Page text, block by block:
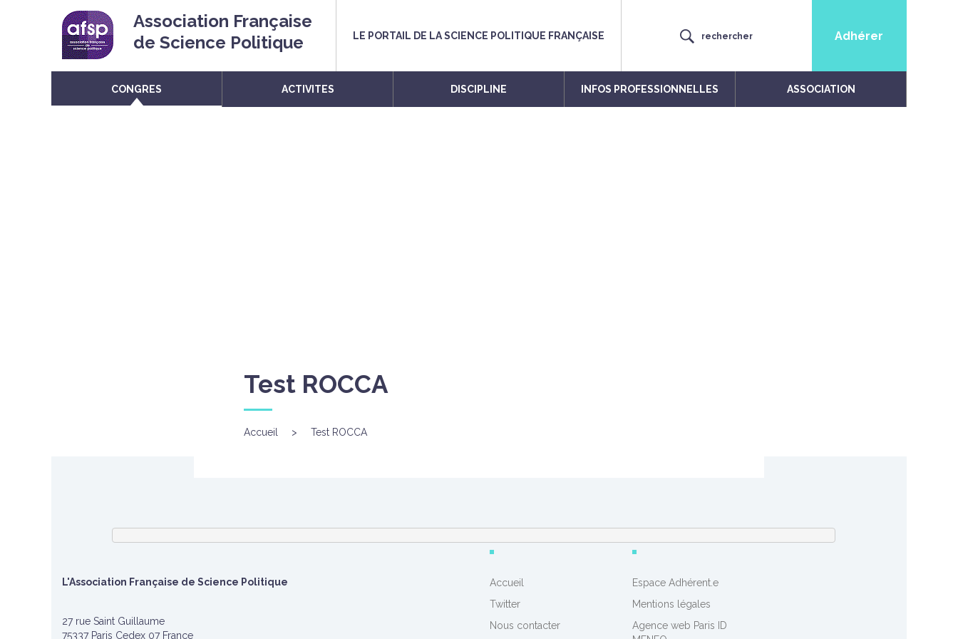
Association Française
de Science Politique
LE PORTAIL DE LA SCIENCE POLITIQUE FRANÇAISE rechercher Adhérer
CONGRES ACTIVITES DISCIPLINE INFOS PROFESSIONNELLES ASSOCIATION
Test ROCCA
Accueil > Test ROCCA
L'Association Française de Science Politique
27 rue Saint Guillaume
75337 Paris Cedex 07 France
Accueil
Twitter
Nous contacter
Espace Adhérent.e
Mentions légales
Agence web Paris ID